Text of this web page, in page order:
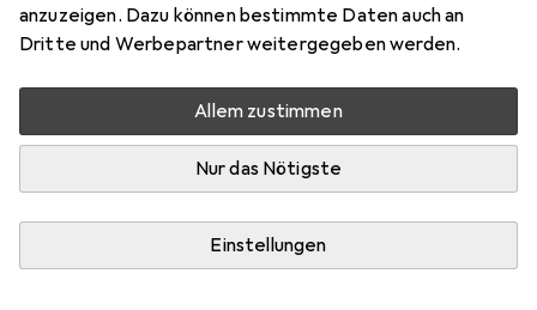
anzuzeigen. Dazu können bestimmte Daten auch an
Dritte und Werbepartner weitergegeben werden.
Allem zustimmen
Nur das Nötigste
Einstellungen
Mehr als 10 Stück an Lager beim Drittanbieter
Lieferort angeben für genaue Lieferzeit
In den Warenkorb